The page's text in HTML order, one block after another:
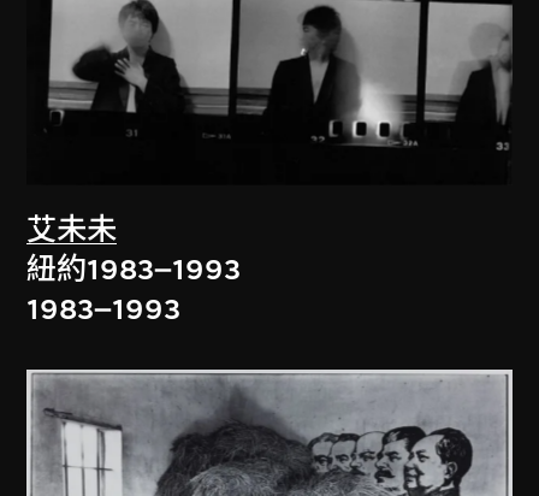
艾未未
紐約1983–1993
1983–1993